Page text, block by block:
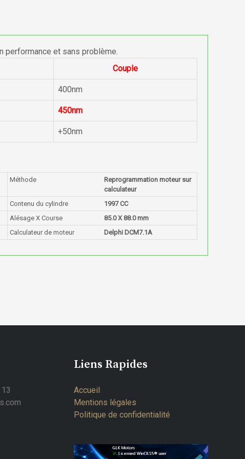
performance et sans problème.
Couple
400nm
450nm
+50nm
Méthode
Reprogrammation moteur sur
calculateur
Contenu du cylindre
1997 CC
Alésage X Course
85.0 X 88.0 mm
Calculateur de moteur Delphi DCM7.1A
Liens Rapides
Accueil
Mentions légales
Politique de confidentialité